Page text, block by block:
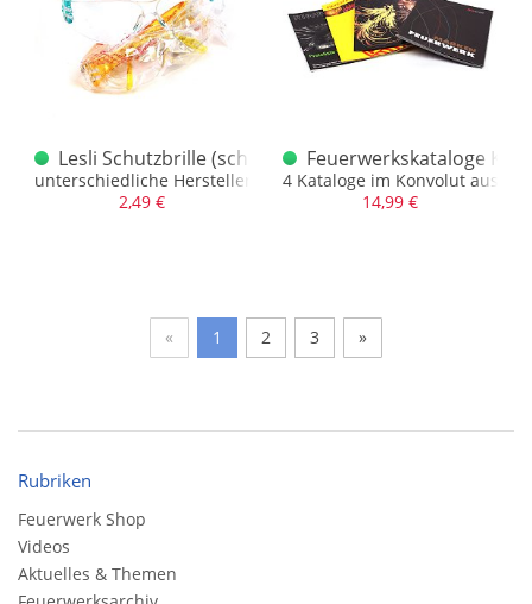
Lesli Schutzbrille (schlank)
unterschiedliche Hersteller.
2,49 €
Feuerwerkskataloge
4 Kataloge im Konvolut aus
14,99 €
« 1 2 3 »
Rubriken
Feuerwerk Shop
Videos
Aktuelles & Themen